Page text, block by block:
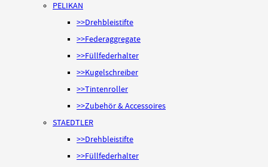
PELIKAN
>>Drehbleistifte
>>Federaggregate
>>Füllfederhalter
>>Kugelschreiber
>>Tintenroller
>>Zubehör & Accessoires
STAEDTLER
>>Drehbleistifte
>>Füllfederhalter